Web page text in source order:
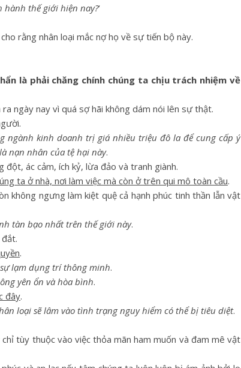
hành thế giới hiện nay?‘
rằng nhân loại mắc nợ họ về sự tiến bộ này.
là phải chăng chính chúng ta chịu trách nhiệm về
ngày nay vì quá sợ hãi không dám nói lên sự thật.
ngành kinh doanh trị giá nhiều triệu đô la để cung cấp ý
nạn nhân của tệ hại này.
ác cảm, ích kỷ, lừa đảo và tranh giành.
ta ở nhà, nơi làm việc mà còn ở trên qui mô toàn cầu.
không ngưng làm kiệt quệ cả hạnh phúc tinh thần lẫn vật
tàn bạo nhất trên thế giới này.
.
lạm dụng trí thông minh.
yên ổn và hòa bình.
đây.
loại sẽ lâm vào tình trạng nguy hiểm có thể bị tiêu diệt.
tùy thuộc vào việc thỏa mãn ham muốn và đam mê vật